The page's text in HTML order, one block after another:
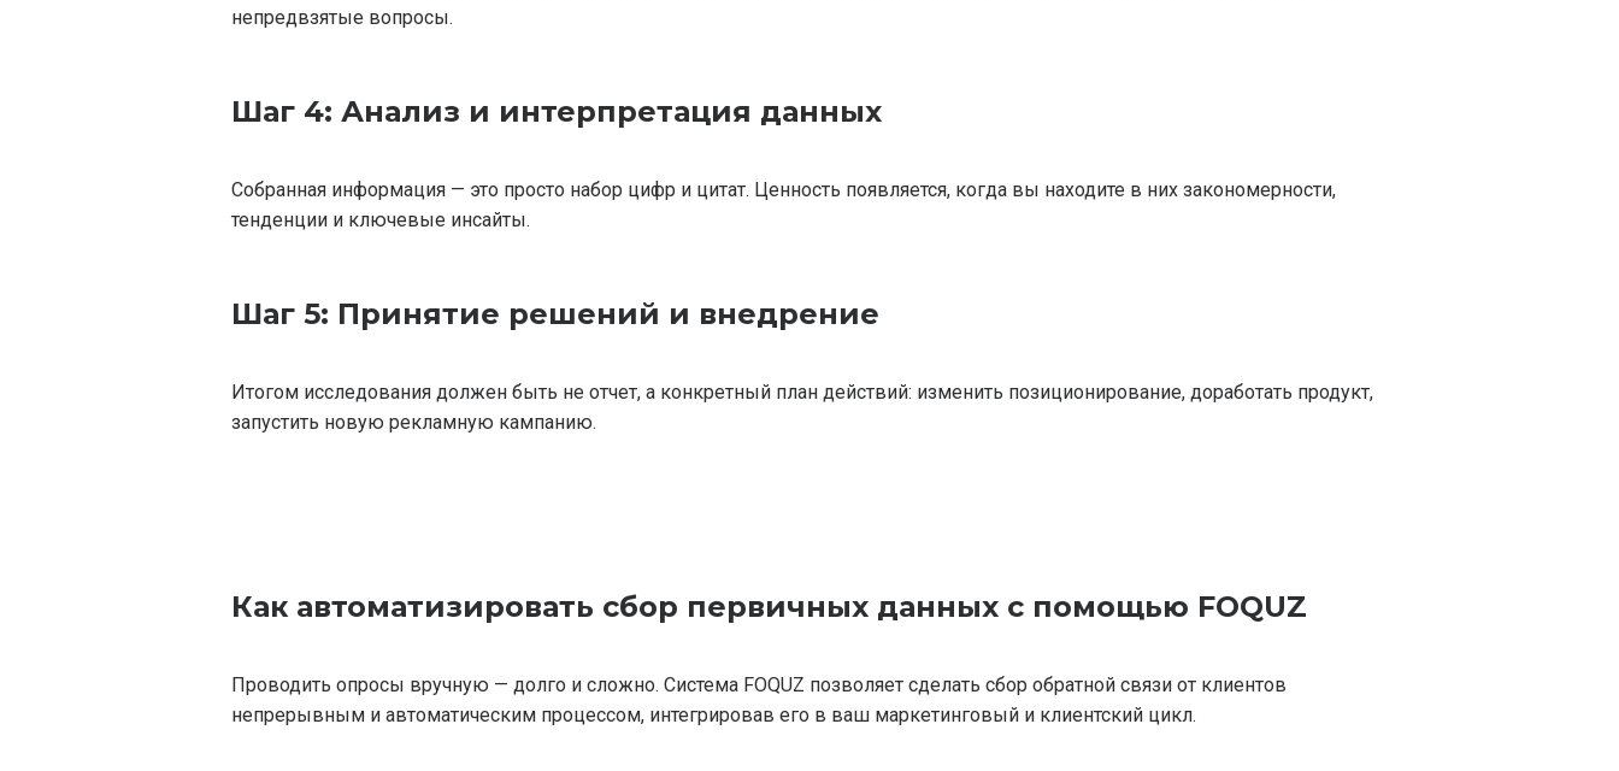
непредвзятые вопросы.
Шаг 4: Анализ и интерпретация данных
Собранная информация — это просто набор цифр и цитат. Ценность появляется, когда вы находите в них закономерности,
тенденции и ключевые инсайты.
Шаг 5: Принятие решений и внедрение
Итогом исследования должен быть не отчет, а конкретный план действий: изменить позиционирование, доработать продукт,
запустить новую рекламную кампанию.
Как автоматизировать сбор первичных данных с помощью FOQUZ
Проводить опросы вручную — долго и сложно. Система FOQUZ позволяет сделать сбор обратной связи от клиентов
непрерывным и автоматическим процессом, интегрировав его в ваш маркетинговый и клиентский цикл.